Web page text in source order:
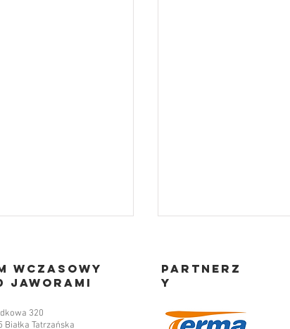
Wczasowy
jaworami
320
Białka Tatrzańska
partnerz
y